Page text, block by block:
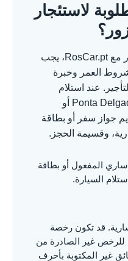
لاستئجار
لاستئجار سيارة في جزر الأزور مع RosCar.pt، يجب
العمر وخبرة
عند استلام
السيارة، بما في ذلك مطار Ponta Delgada أو
جواز سفر أو بطاقة
وقسيمة الحجز.
المفعول أو بطاقة
السيارة.
قد تكون رخصة
للرخص غير الصادرة من
غير المكتوبة بأحرف